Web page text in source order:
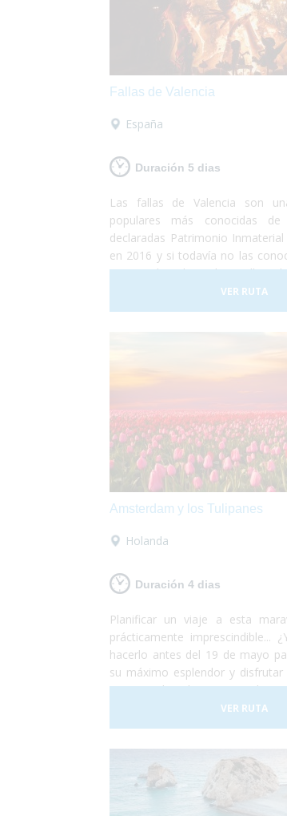
Fallas de Valencia
España
Duración 5 dias
Las fallas de Valencia son
populares más conocidas de
declaradas Patrimonio
en 2016 y si todavía no las
a que descubras las calles
de arte, luz y color. Durante 5
convierte en una fiesta continua
VER RUTA
Amsterdam y los Tulipanes
Holanda
Duración 4 dias
Planificar un viaje a esta
prácticamente imprescindible...
hacerlo antes del 19 de mayo
su máximo esplendor y
campos de tulipanes que la
ciudad holandesa de
todo el mundo. Se trata de una
usuarios en silla de ruedas.
¡Planifica tu viaje a
sequen los tulipanes!
VER RUTA